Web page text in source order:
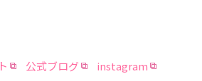
公式ブログ instagram